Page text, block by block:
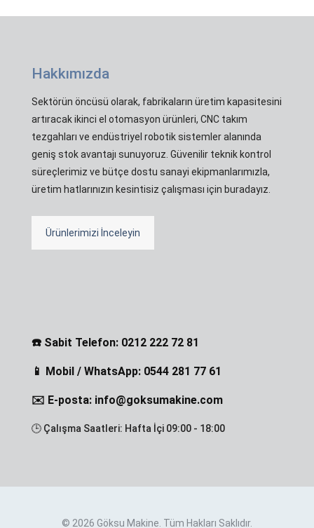
Hakkımızda
Sektörün öncüsü olarak, fabrikaların üretim kapasitesini
artıracak ikinci el otomasyon ürünleri, CNC takım
tezgahları ve endüstriyel robotik sistemler alanında
geniş stok avantajı sunuyoruz. Güvenilir teknik kontrol
süreçlerimiz ve bütçe dostu sanayi ekipmanlarımızla,
üretim hatlarınızın kesintisiz çalışması için buradayız.
Ürünlerimizi İnceleyin
☎️ Sabit Telefon: 0212 222 72 81
📱 Mobil / WhatsApp: 0544 281 77 61
✉️ E-posta: info@goksumakine.com
🕒 Çalışma Saatleri: Hafta İçi 09:00 - 18:00